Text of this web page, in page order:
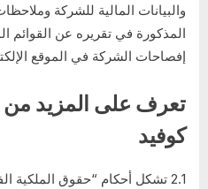
والبيانات المالية للشركة
المذكورة في تقريره عن القوائم
إفصاحات الشركة في الموقع
تعرف على المزيد
كوفيد
2.1 تشكل أحكام “حقوق الملكية